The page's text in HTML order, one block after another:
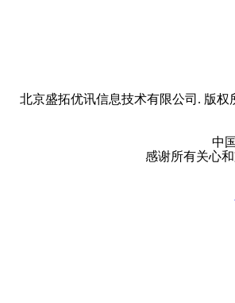
北京盛拓优讯信息技术有限公司. 版权
中
感谢所有关心